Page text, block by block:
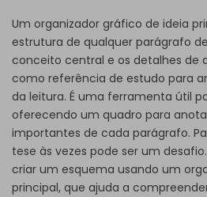
Um organizador gráfico de ideia
estrutura de qualquer parágrafo
conceito central e os detalhes de
como referência de estudo para
da leitura. É uma ferramenta útil
oferecendo um quadro para
importantes de cada parágrafo.
tese às vezes pode ser um
criar um esquema usando um
principal, que ajuda a